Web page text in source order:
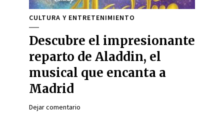
CULTURA Y ENTRETENIMIENTO
Descubre el impresionante
reparto de Aladdin, el
musical que encanta a
Madrid
Dejar comentario